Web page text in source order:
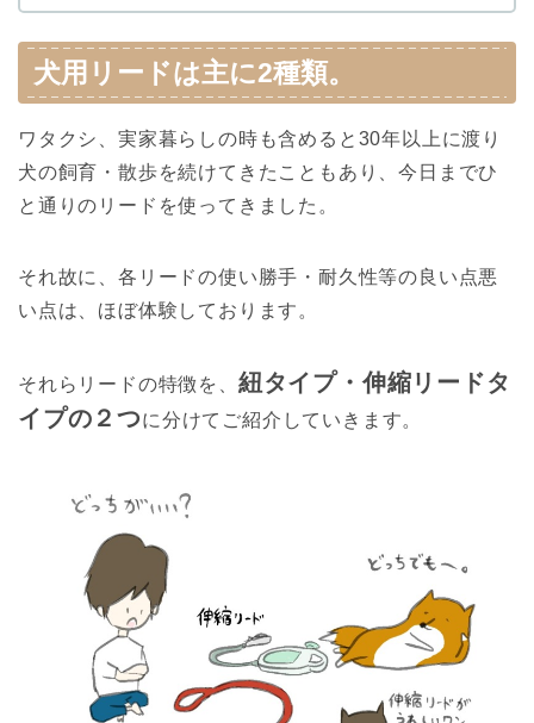
犬用リードは主に2種類。
ワタクシ、実家暮らしの時も含めると30年以上に渡り
犬の飼育・散歩を続けてきたこともあり、今日までひ
と通りのリードを使ってきました。
それ故に、各リードの使い勝手・耐久性等の良い点悪
い点は、ほぼ体験しております。
それらリードの特徴を、 紐タイプ・伸縮リードタ
イプの２つに分けてご紹介していきます。